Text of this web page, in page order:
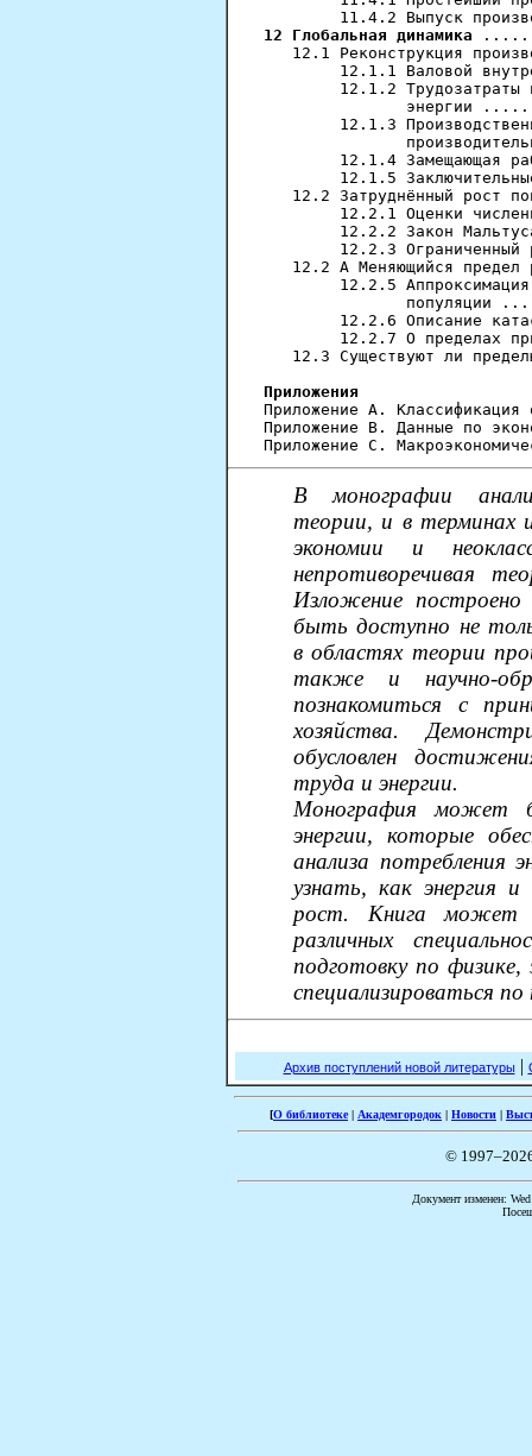
12 Глобальная динамика
12.1 Реконструкция
12.1.1 Валовой
12.1.2 Трудозатраты
энергии
12.1.3
12.1.4 Замещающая
12.1.5
12.2 Затруднённый рост
12.2.1 Оценки
12.2.2 Закон
12.2.3 Ограниченный
12.2 А Меняющийся предел
12.2.5
популяции
12.2.6 Описание
12.2.7 О пределах
12.3 Существуют ли
Приложения
Приложение А.
Приложение В. Данные
В монографии
теории, и в терминах
экономии и
непротиворечивая
Изложение
быть доступно не
в областях теории
также и научно-
познакомиться с
хозяйства.
обусловлен
труда и энергии.
Монография может
энергии, которые
анализа потребления
узнать, как энергия и
рост. Книга может
различных
подготовку по
специализироваться
Архив поступлений новой литературы|
[О библиотеке| Академгородок | Новости |
©
Документ изменен: